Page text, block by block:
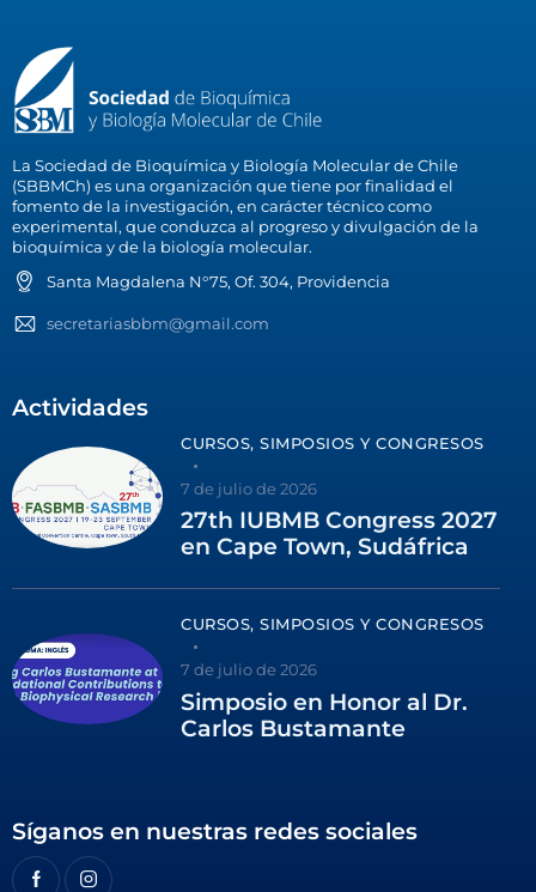
La Sociedad de Bioquímica y Biología Molecular de Chile
(SBBMCh) es una organización que tiene por finalidad el
fomento de la investigación, en carácter técnico como
experimental, que conduzca al progreso y divulgación de la
bioquímica y de la biología molecular.
Santa Magdalena N°75, Of. 304, Providencia
secretariasbbm@gmail.com
Actividades
CURSOS, SIMPOSIOS Y CONGRESOS
7 de julio de 2026
27th IUBMB Congress 2027
en Cape Town, Sudáfrica
CURSOS, SIMPOSIOS Y CONGRESOS
7 de julio de 2026
Simposio en Honor al Dr.
Carlos Bustamante
Síganos en nuestras redes sociales